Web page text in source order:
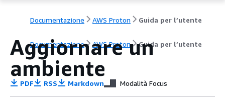
Documentazione AWS Proton Guida per l’utente
Documentazione AWS Proton Guida per l’utente
Aggiornare un
ambiente
PDF RSS Markdown Modalità Focus